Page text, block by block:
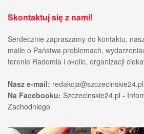
Skontaktuj się z nami!
Serdecznie zapraszamy do kontaktu,
maile o Państwa problemach,
terenie Radomia i okolic, organizacji
Nasz e-mail: redakcja@szczecinskie24.pl
Na Facebooku: Szczecinskie24.pl -
Zachodniego